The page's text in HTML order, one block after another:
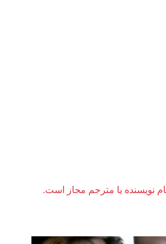
نویسنده یا مترجم مجاز است.